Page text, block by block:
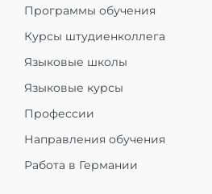
Программы обучения
Курсы штудиенколлега
Языковые школы
Языковые курсы
Профессии
Направления обучения
Работа в Германии